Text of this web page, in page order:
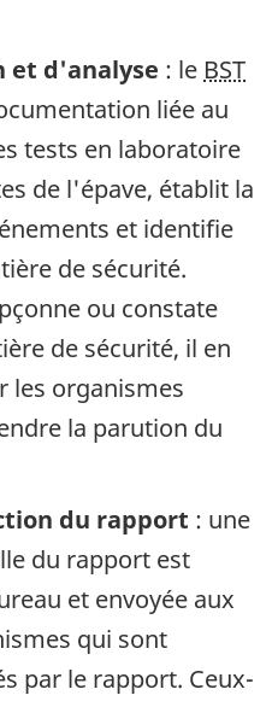
et d'analyse : le BST
liée au
tests en laboratoire
de l'épave, établit la
et identifie
de sécurité.
ou constate
de sécurité, il en
les organismes
la parution du
du rapport : une
du rapport est
et envoyée aux
qui sont
par le rapport. Ceux-